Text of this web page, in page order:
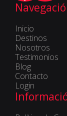
Inicio
Destinos
Nosotros
Testimonios
Blog
Contacto
Login